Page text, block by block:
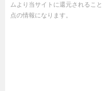
ムより当サイトに還元されるこ
点の情報になります。